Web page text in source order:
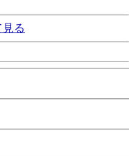
る